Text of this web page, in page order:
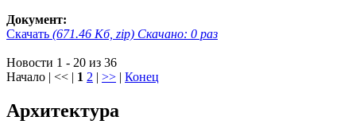
Документ:
Скачать (671.46 Кб, zip) Скачано: 0 раз
Новости 1 - 20 из 36
Начало | << | 1 2 | >> | Конец
Архитектура